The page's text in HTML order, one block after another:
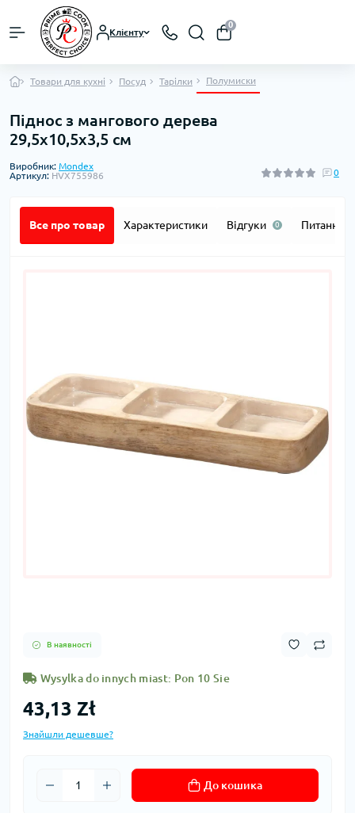
Клієнту
0
Товари для кухні Посуд Тарілки Полумиски
Піднос з мангового дерева
29,5x10,5x3,5 см
Виробник: Mondex
Артикул: HVX755986 0
Все про товар Характеристики Відгуки 0 Питання
В наявності
Wysylka do innych miast: Pon 10 Sie
43,13 Zł
Знайшли дешевше?
До кошика